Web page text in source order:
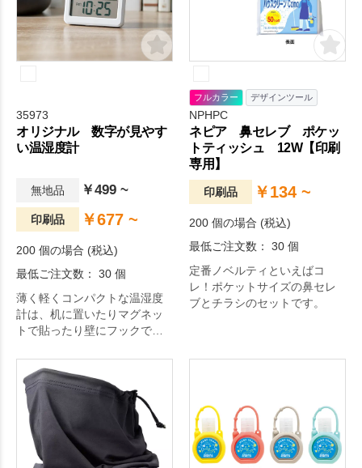
35973
オリジナル 数字が見やす
い温湿度計
無地品 ￥499 ~
印刷品 ￥677 ~
200 個の場合 (税込)
最低ご注文数： 30 個
薄く軽くコンパクトな温湿度
計は、机に置いたりマグネッ
トで貼ったり壁にフックで下
せん。
フルカラー デザインツール
NPHPC
ネピア 鼻セレブ ポケッ
トティッシュ 12W【印刷
専用】
印刷品 ￥134 ~
200 個の場合 (税込)
最低ご注文数： 30 個
定番ノベルティといえばコ
レ！ポケットサイズの鼻セレ
ブとチラシのセットです。